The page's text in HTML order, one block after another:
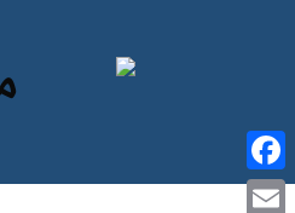
Facebook